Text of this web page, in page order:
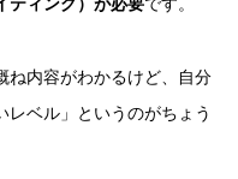
ね内容がわかるけど、自分
ベル」というのがちょう